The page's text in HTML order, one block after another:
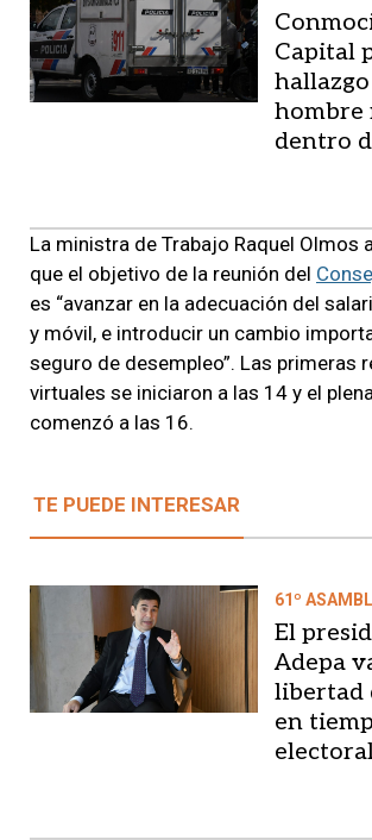
Capital
hombre
dentro
La ministra de Trabajo Raquel Olmos
que el objetivo de la reunión del
es “avanzar en la adecuación del
y móvil, e introducir un cambio
seguro de desempleo”. Las primeras
virtuales se iniciaron a las 14 y el
comenzó a las 16.
TE PUEDE INTERESAR
61º
El
Adepa
libertad
en